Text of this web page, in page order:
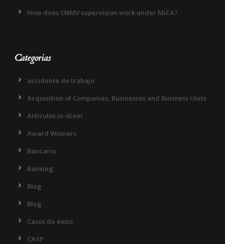
How does CNMV supervision work under MiCA?
Categorias
accidente de trabajo
Acquisition of Companies, Businesses and Business Units
Articulos In-diem
Award Winners
Bancario
Banking
Blog
Blog
Casos de éxito
CASP